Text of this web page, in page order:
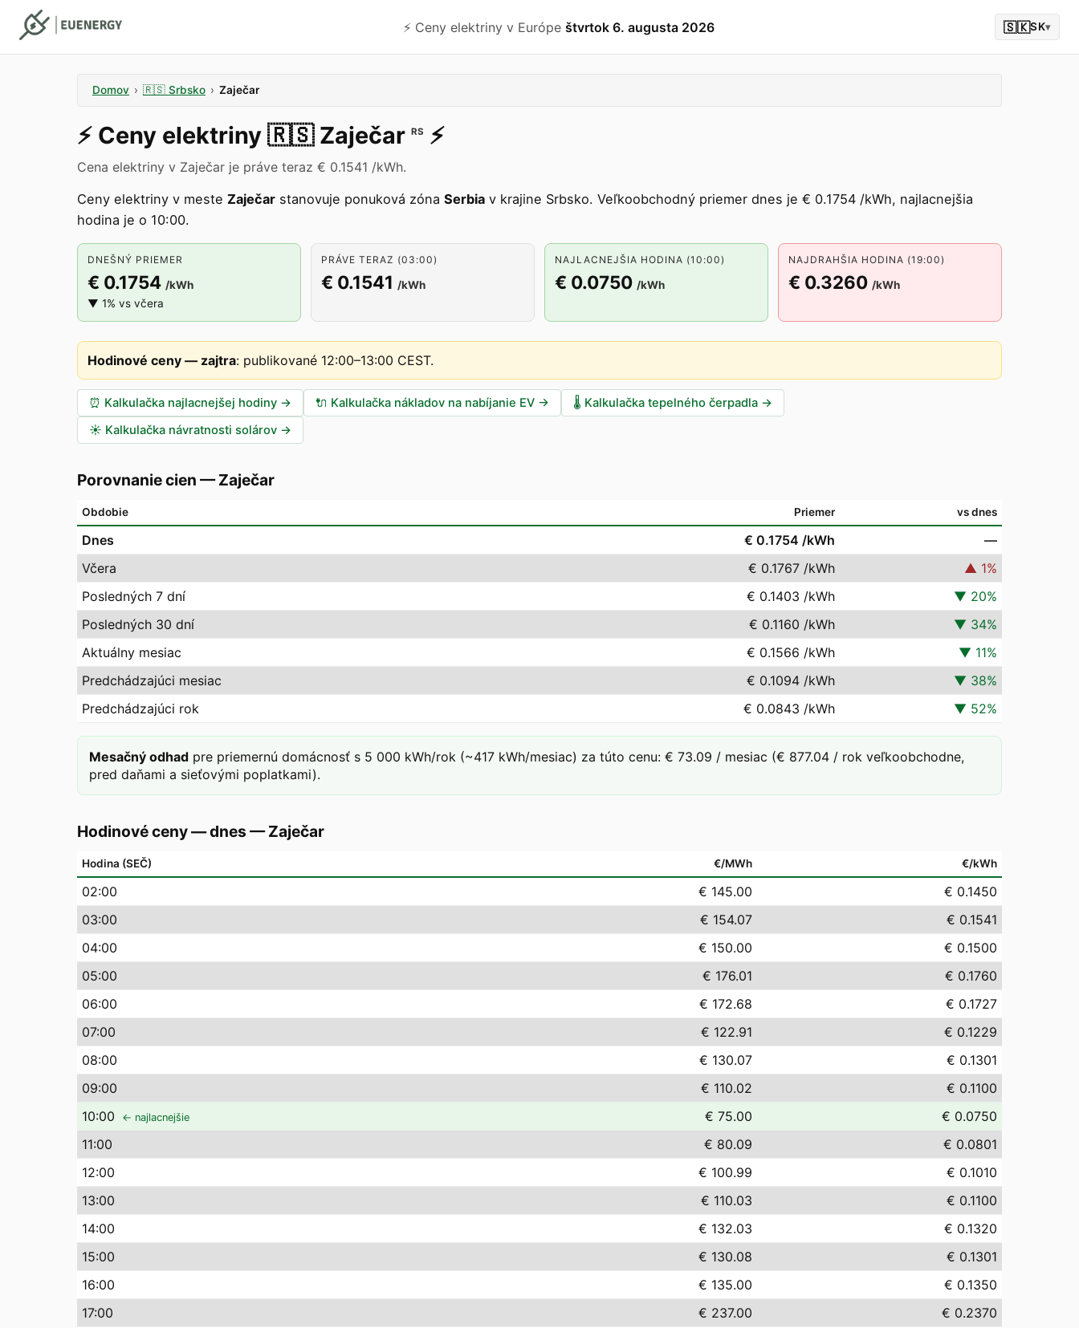
⚡️ Ceny elektriny v Európe štvrtok 6. augusta 2026 🇸🇰SK▾
Domov › 🇷🇸 Srbsko › Zaječar
⚡️ Ceny elektriny 🇷🇸 Zaječar RS ⚡️
Cena elektriny v Zaječar je práve teraz € 0.1541 /kWh.
Ceny elektriny v meste Zaječar stanovuje ponuková zóna Serbia v krajine Srbsko. Veľkoobchodný priemer dnes je € 0.1754 /kWh, najlacnejšia
hodina je o 10:00.
DNEŠNÝ PRIEMER
€ 0.1754 /kWh
▼ 1% vs včera
PRÁVE TERAZ (03:00)
€ 0.1541 /kWh
NAJLACNEJŠIA HODINA (10:00)
€ 0.0750 /kWh
NAJDRAHŠIA HODINA (19:00)
€ 0.3260 /kWh
Hodinové ceny — zajtra: publikované 12:00–13:00 CEST.
⏰ Kalkulačka najlacnejšej hodiny → 🔌 Kalkulačka nákladov na nabíjanie EV → 🌡️ Kalkulačka tepelného čerpadla →
☀️ Kalkulačka návratnosti solárov →
Porovnanie cien —Zaječar
Obdobie Priemer vs dnes
Dnes € 0.1754 /kWh
—
Včera
€ 0.1767 /kWh ▲ 1%
Posledných 7 dní
€ 0.1403 /kWh ▼ 20%
Posledných 30 dní
€ 0.1160 /kWh ▼ 34%
Aktuálny mesiac
€ 0.1566 /kWh ▼ 11%
Predchádzajúci mesiac
€ 0.1094 /kWh ▼ 38%
Predchádzajúci rok
€ 0.0843 /kWh ▼ 52%
Mesačný odhad pre priemernú domácnosť s 5 000 kWh/rok (~417 kWh/mesiac) za túto cenu: € 73.09 / mesiac (€ 877.04 / rok veľkoobchodne,
pred daňami a sieťovými poplatkami).
Hodinové ceny — dnes —Zaječar
Hodina (SEČ) €/MWh €/kWh
02:00 € 145.00
€ 0.1450
03:00 € 154.07
€ 0.1541
04:00 € 150.00
€ 0.1500
05:00 € 176.01
€ 0.1760
06:00 € 172.68
€ 0.1727
07:00 € 122.91
€ 0.1229
08:00 € 130.07
€ 0.1301
09:00 € 110.02
€ 0.1100
10:00 ← najlacnejšie € 75.00
€ 0.0750
11:00 € 80.09
€ 0.0801
12:00 € 100.99
€ 0.1010
13:00 € 110.03
€ 0.1100
14:00 € 132.03
€ 0.1320
15:00 € 130.08
€ 0.1301
16:00 € 135.00
€ 0.1350
17:00 € 237.00
€ 0.2370